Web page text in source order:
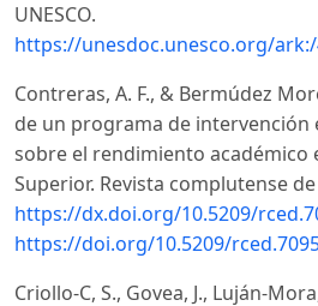
UNESCO.
https://unesdoc.unesco.org/ark:/
Contreras, A. F., & Bermúdez
de un programa de intervención
sobre el rendimiento académico
Superior. Revista complutense
https://dx.doi.org/10.5209/
https://doi.org/10.5209/
Criollo-C, S., Govea, J., Luján-